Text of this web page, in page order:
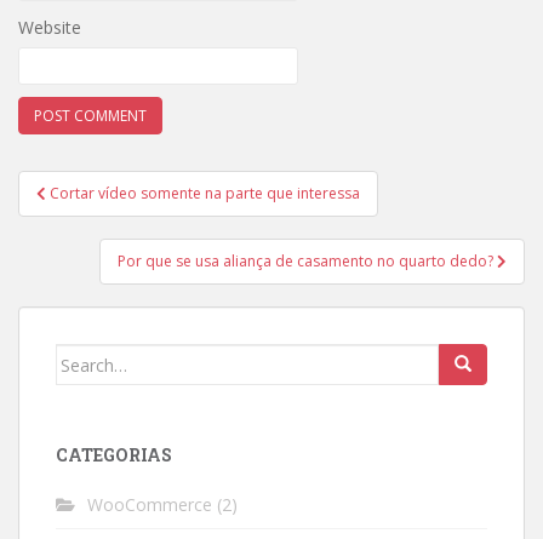
Website
Post
navigation
Cortar vídeo somente na parte que interessa
Por que se usa aliança de casamento no quarto dedo?
Search
CATEGORIAS
WooCommerce (2)